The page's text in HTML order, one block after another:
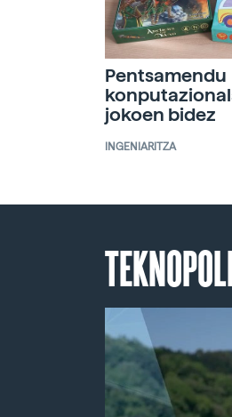
Pentsamendu
jokoen bidez
INGENIARITZA